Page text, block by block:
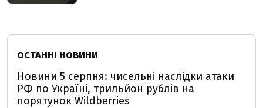
ОСТАННІ НОВИНИ
Новини 5 серпня: чисельні наслідки атаки
РФ по Україні, трильйон рублів на
порятунок Wildberries